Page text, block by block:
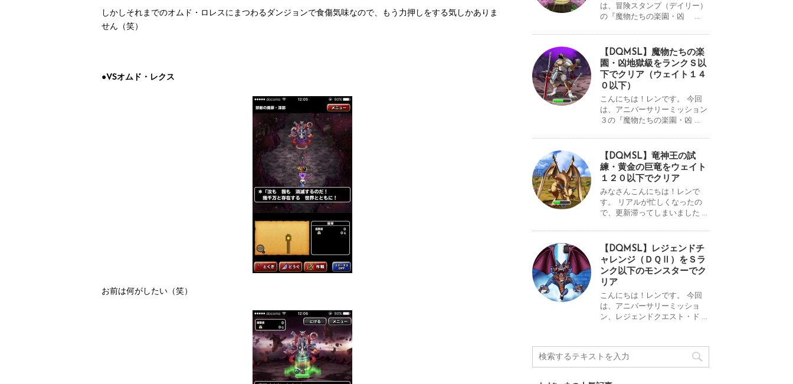
しかしそれまでのオムド・ロレスにまつわるダンジョンで食傷気味なので、もう力押しをする気しかありま
せん（笑）
●VSオムド・レクス
お前は何がしたい（笑）
は、冒険スタンプ（デイリー）
の『魔物たちの楽園・凶 ...
【DQMSL】魔物たちの楽
園・凶地獄級をランクＳ以
下でクリア（ウェイト１４
０以下）
こんにちは！レンです。 今回
は、アニバーサリーミッション
３の『魔物たちの楽園・凶 ...
【DQMSL】竜神王の試
練・黄金の巨竜をウェイト
１２０以下でクリア
みなさんこんにちは！レンで
す。 リアルが忙しくなったの
で、更新滞ってしまいました ...
【DQMSL】レジェンドチ
ャレンジ（ＤＱⅡ）をＳラ
ンク以下のモンスターでク
リア
こんにちは！レンです。 今回
は、アニバーサリーミッショ
ン、レジェンドクエスト・ド ...